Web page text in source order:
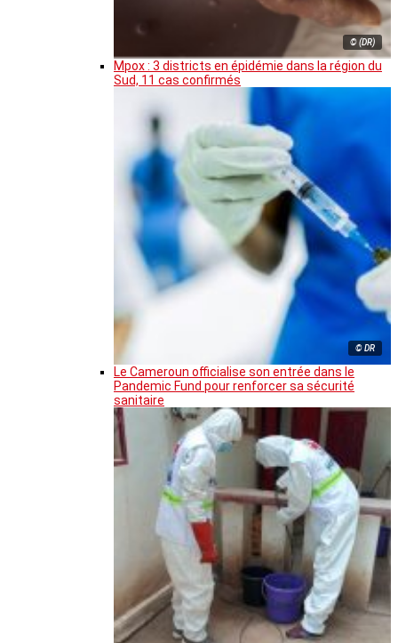
© (DR)
Mpox : 3 districts en épidémie dans la région du
Sud, 11 cas confirmés
© DR
Le Cameroun officialise son entrée dans le
Pandemic Fund pour renforcer sa sécurité
sanitaire